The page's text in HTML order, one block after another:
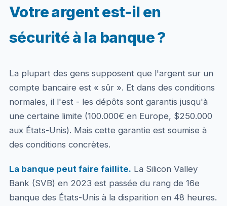
Votre argent est-il en
sécurité à la banque ?
La plupart des gens supposent que l'argent sur un
compte bancaire est « sûr ». Et dans des conditions
normales, il l'est - les dépôts sont garantis jusqu'à
une certaine limite (100.000€ en Europe, $250.000
aux États-Unis). Mais cette garantie est soumise à
des conditions concrètes.
La banque peut faire faillite. La Silicon Valley
Bank (SVB) en 2023 est passée du rang de 16e
banque des États-Unis à la disparition en 48 heures.